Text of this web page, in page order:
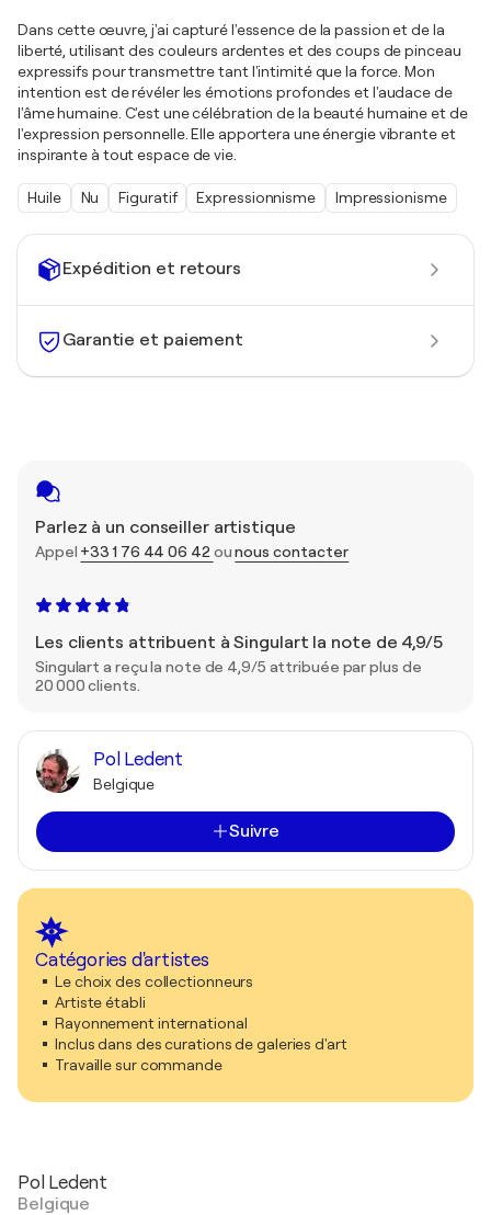
Expédition et retours
Garantie et paiement
Parlez à un conseiller artistique
Appel +33 1 76 44 06 42 ounous contacter
Les clients attribuent à Singulart la note de 4,9/5
Singulart a reçu la note de 4,9/5 attribuée par plus de
20 000 clients.
Pol Ledent
Belgique
Suivre
Catégories d'artistes
Le choix des collectionneurs
Artiste établi
Rayonnement international
Inclus dans des curations de galeries d'art
Travaille sur commande
Dans cette œuvre, j'ai capturé l'essence de la passion et de la
liberté, utilisant des couleurs ardentes et des coups de pinceau
expressifs pour transmettre tant l'intimité que la force. Mon
intention est de révéler les émotions profondes et l'audace de
l'âme humaine. C'est une célébration de la beauté humaine et de
l'expression personnelle. Elle apportera une énergie vibrante et
inspirante à tout espace de vie.
Huile Nu Figuratif Expressionnisme Impressionisme
Pol Ledent
Belgique